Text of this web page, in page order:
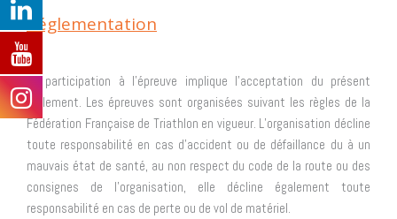
Réglementation
La participation à l’épreuve implique l’acceptation du présent
règlement. Les épreuves sont organisées suivant les règles de la
Fédération Française de Triathlon en vigueur. L’organisation décline
toute responsabilité en cas d’accident ou de défaillance du à un
mauvais état de santé, au non respect du code de la route ou des
consignes de l’organisation, elle décline également toute
responsabilité en cas de perte ou de vol de matériel.